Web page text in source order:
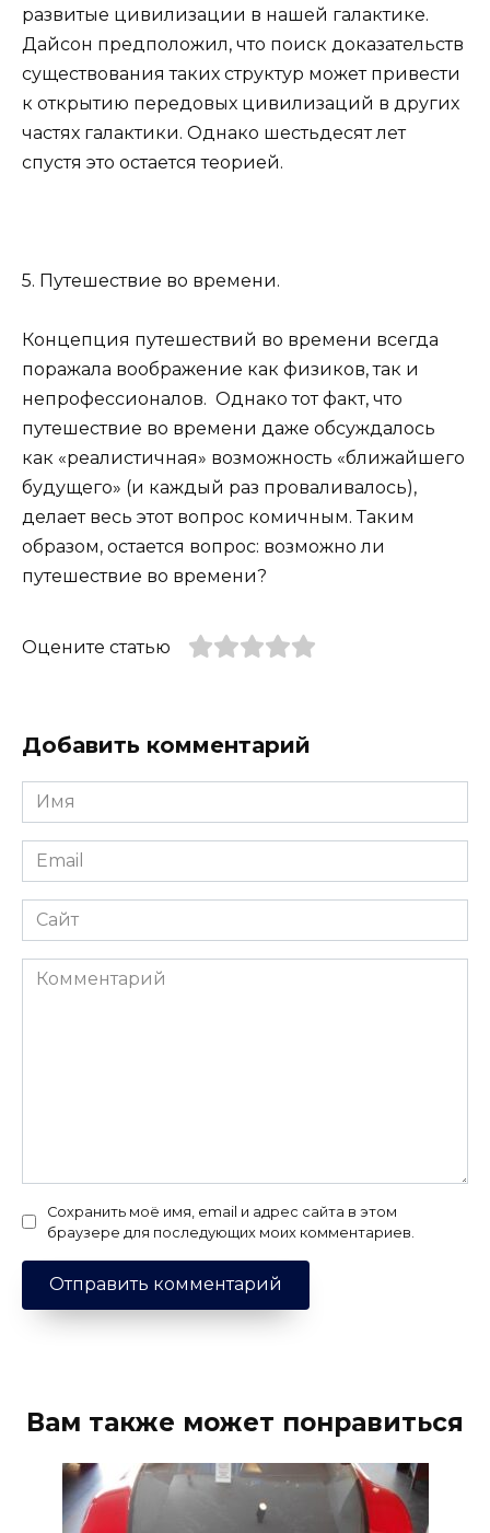
развитые цивилизации в нашей галактике.
Дайсон предположил, что поиск доказательств
существования таких структур может привести
к открытию передовых цивилизаций в других
частях галактики. Однако шестьдесят лет
спустя это остается теорией.
5. Путешествие во времени.
Концепция путешествий во времени всегда
поражала воображение как физиков, так и
непрофессионалов. Однако тот факт, что
путешествие во времени даже обсуждалось
как «реалистичная» возможность «ближайшего
будущего» (и каждый раз проваливалось),
делает весь этот вопрос комичным. Таким
образом, остается вопрос: возможно ли
путешествие во времени?
Оцените статью
Добавить комментарий
Имя
*
Email
*
Сайт
Комментарий
Сохранить моё имя, email и адрес сайта в этом
браузере для последующих моих комментариев.
Вам также может понравиться